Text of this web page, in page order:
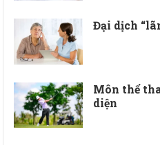
Đại dịch
Môn thể
diện